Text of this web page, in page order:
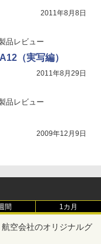
2011年8月8日
品レビュー
（実写編）
2011年8月29日
品レビュー
2009年12月9日
間 1カ月
空会社のオリジナルグ